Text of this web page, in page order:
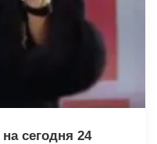
сегодня 24